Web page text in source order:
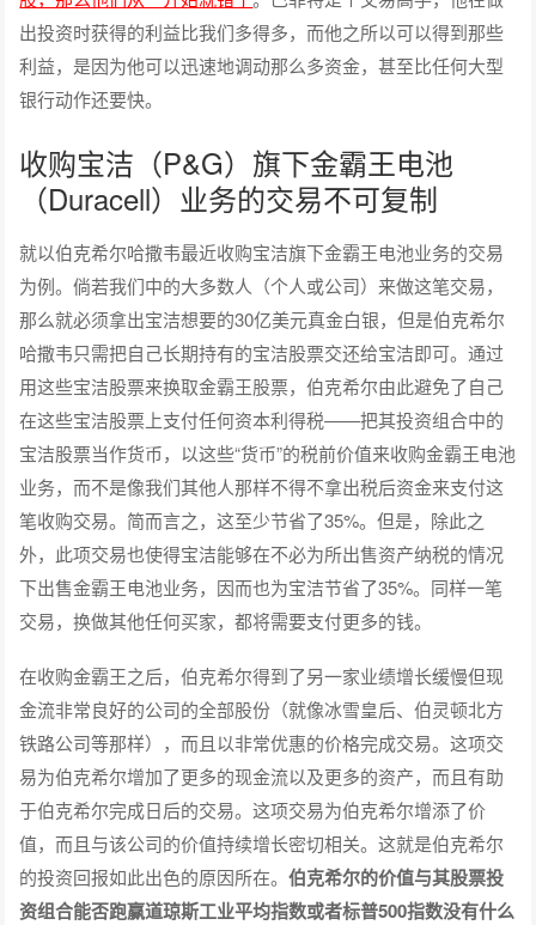
出投资时获得的利益比我们多得多，而他之所以可以得到那些
利益，是因为他可以迅速地调动那么多资金，甚至比任何大型
银行动作还要快。
收购宝洁（P&G）旗下金霸王电池
（Duracell）业务的交易不可复制
就以伯克希尔哈撒韦最近收购宝洁旗下金霸王电池业务的交易
为例。倘若我们中的大多数人（个人或公司）来做这笔交易，
那么就必须拿出宝洁想要的30亿美元真金白银，但是伯克希尔
哈撒韦只需把自己长期持有的宝洁股票交还给宝洁即可。通过
用这些宝洁股票来换取金霸王股票，伯克希尔由此避免了自己
在这些宝洁股票上支付任何资本利得税——把其投资组合中的
宝洁股票当作货币，以这些“货币”的税前价值来收购金霸王电池
业务，而不是像我们其他人那样不得不拿出税后资金来支付这
笔收购交易。简而言之，这至少节省了35%。但是，除此之
外，此项交易也使得宝洁能够在不必为所出售资产纳税的情况
下出售金霸王电池业务，因而也为宝洁节省了35%。同样一笔
交易，换做其他任何买家，都将需要支付更多的钱。
在收购金霸王之后，伯克希尔得到了另一家业绩增长缓慢但现
金流非常良好的公司的全部股份（就像冰雪皇后、伯灵顿北方
铁路公司等那样），而且以非常优惠的价格完成交易。这项交
易为伯克希尔增加了更多的现金流以及更多的资产，而且有助
于伯克希尔完成日后的交易。这项交易为伯克希尔增添了价
值，而且与该公司的价值持续增长密切相关。这就是伯克希尔
的投资回报如此出色的原因所在。伯克希尔的价值与其股票投
资组合能否跑赢道琼斯工业平均指数或者标普500指数没有什么